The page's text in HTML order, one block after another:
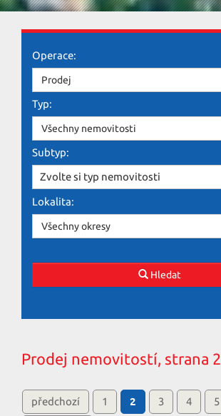
Operace:
Prodej
Typ:
Všechny nemovitosti
Subtyp:
Zvolte si typ nemovitosti
Lokalita:
Všechny okresy
Hledat
Prodej nemovitostí, strana 2
předchozí 1 2 3 4 5